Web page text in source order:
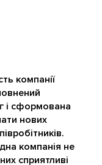
компанії
і сформована
нових
компанія не
сприятливі